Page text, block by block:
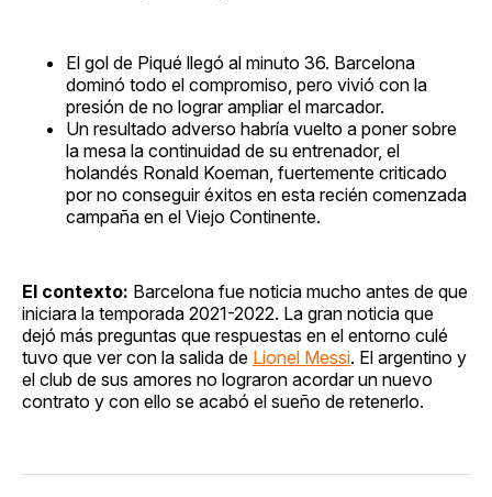
El gol de Piqué llegó al minuto 36. Barcelona
dominó todo el compromiso, pero vivió con la
presión de no lograr ampliar el marcador.
Un resultado adverso habría vuelto a poner sobre
la mesa la continuidad de su entrenador, el
holandés Ronald Koeman, fuertemente criticado
por no conseguir éxitos en esta recién comenzada
campaña en el Viejo Continente.
El contexto: Barcelona fue noticia mucho antes de que
iniciara la temporada 2021-2022. La gran noticia que
dejó más preguntas que respuestas en el entorno culé
tuvo que ver con la salida de Lionel Messi. El argentino y
el club de sus amores no lograron acordar un nuevo
contrato y con ello se acabó el sueño de retenerlo.